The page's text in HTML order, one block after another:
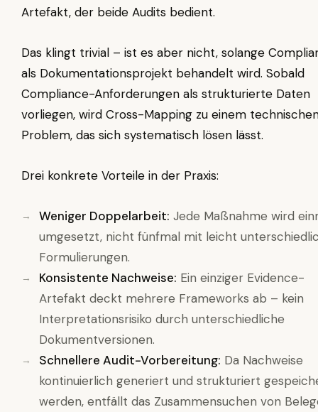
Artefakt, der beide Audits bedient.
Das klingt trivial – ist es aber nicht, solange
als Dokumentationsprojekt behandelt wird. Sobald
Compliance-Anforderungen als strukturierte Daten
vorliegen, wird Cross-Mapping zu einem
Problem, das sich systematisch lösen lässt.
Drei konkrete Vorteile in der Praxis:
Weniger Doppelarbeit: Jede Maßnahme wird
umgesetzt, nicht fünfmal mit leicht
Formulierungen.
Konsistente Nachweise: Ein einziger Evidence-
Artefakt deckt mehrere Frameworks ab – kein
Interpretationsrisiko durch unterschiedliche
Dokumentversionen.
Schnellere Audit-Vorbereitung: Da Nachweise
kontinuierlich generiert und strukturiert
werden, entfällt das Zusammensuchen von